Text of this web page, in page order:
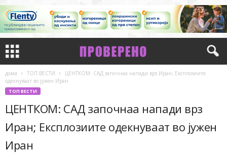
дома ТОП ВЕСТИ
ЦЕНТКОМ: САД започнаа напади врз Иран; Експлозиите
одекнуваат во јужен Иран
ТОП ВЕСТИ
ЦЕНТКОМ: САД започнаа напади врз
Иран; Експлозиите одекнуваат во јужен
Иран